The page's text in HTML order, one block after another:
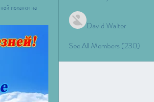
лоханки на
David Walter
See All Members (230)